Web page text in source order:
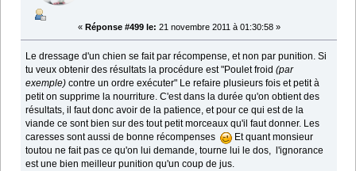
« Réponse #499 le: 21 novembre 2011 à 01:30:58 »
Le dressage d'un chien se fait par récompense, et non par punition. Si
tu veux obtenir des résultats la procédure est "Poulet froid(par
exemple) contre un ordre exécuter" Le refaire plusieurs fois et petit à
petit on supprime la nourriture. C'est dans la durée qu'on obtient des
résultats, il faut donc avoir de la patience, et pour ce qui est de la
viande ce sont bien sur des tout petit morceaux qu'il faut donner. Les
caresses sont aussi de bonne récompenses
Et quant monsieur
toutou ne fait pas ce qu'on lui demande, tourne lui le dos, l'ignorance
est une bien meilleur punition qu'un coup de jus.